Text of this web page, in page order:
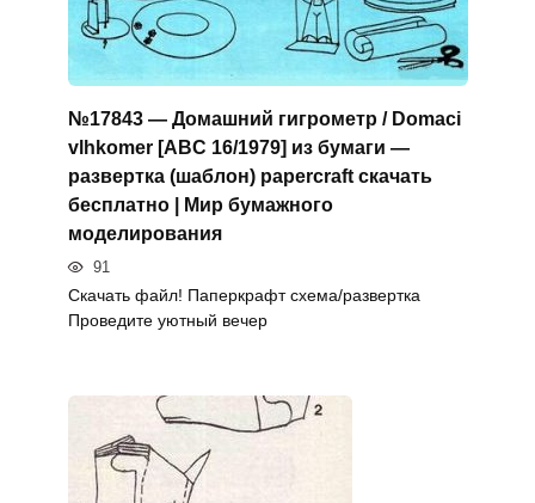
№17843 — Домашний гигрометр / Domaci
vlhkomer [ABC 16/1979] из бумаги —
развертка (шаблон) papercraft скачать
бесплатно | Мир бумажного
моделирования
91
Скачать файл! Паперкрафт схема/развертка
Проведите уютный вечер